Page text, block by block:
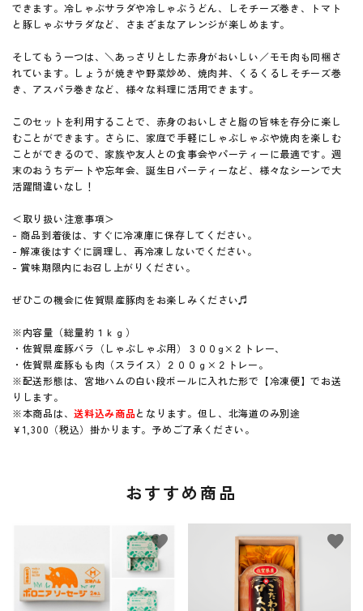
できます。冷しゃぶサラダや冷しゃぶうどん、しそチーズ巻き、トマト
と豚しゃぶサラダなど、さまざまなアレンジが楽しめます。
そしてもう一つは、＼あっさりとした赤身がおいしい／モモ肉も同梱さ
れています。しょうが焼きや野菜炒め、焼肉丼、くるくるしそチーズ巻
き、アスパラ巻きなど、様々な料理に活用できます。
このセットを利用することで、赤身のおいしさと脂の旨味を存分に楽し
むことができます。さらに、家庭で手軽にしゃぶしゃぶや焼肉を楽しむ
ことができるので、家族や友人との食事会やパーティーに最適です。週
末のおうちデートや忘年会、誕生日パーティーなど、様々なシーンで大
活躍間違いなし！
＜取り扱い注意事項＞
- 商品到着後は、すぐに冷凍庫に保存してください。
- 解凍後はすぐに調理し、再冷凍しないでください。
- 賞味期限内にお召し上がりください。
ぜひこの機会に佐賀県産豚肉をお楽しみください♬
※内容量（総量約１ｋｇ）
・佐賀県産豚バラ（しゃぶしゃぶ用）３００g×２トレー、
・佐賀県産豚もも肉（スライス）２００ｇ×２トレー。
※配送形態は、宮地ハムの白い段ボールに入れた形で【冷凍便】でお送
りします。
※本商品は、送料込み商品となります。但し、北海道のみ別途
￥1,300（税込）掛かります。予めご了承ください。
おすすめ商品
favorite favorite